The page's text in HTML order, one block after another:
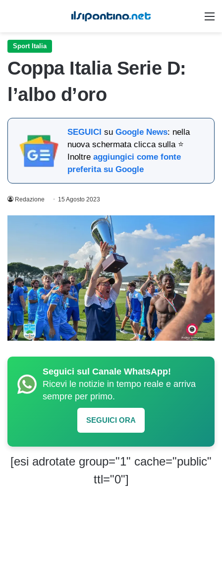
Sport Italia
Coppa Italia Serie D:
l’albo d’oro
SEGUICI suGoogle News: nella
nuova schermata clicca sulla ⭐
Inoltreaggiungici come fonte
preferita su Google
Redazione 15 Agosto 2023
Seguici sul Canale WhatsApp!
Ricevi le notizie in tempo reale e arriva
sempre per primo.
SEGUICI ORA
[esi adrotate group="1" cache="public"
ttl="0"]